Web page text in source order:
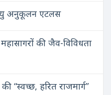
अनुकूलन एटलस
की जैव-विविधता
“स्वच्छ, हरित राजमार्ग”